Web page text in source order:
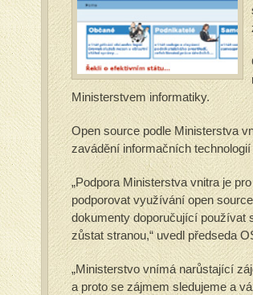
Ministerstvem informatiky.
Open source podle Ministerstva
zavádění informačních
„Podpora Ministerstva vnitra je
podporovat využívání open
dokumenty doporučující používat
zůstat stranou,“ uvedl předseda
„Ministerstvo vnímá narůstající
a proto se zájmem sledujeme a